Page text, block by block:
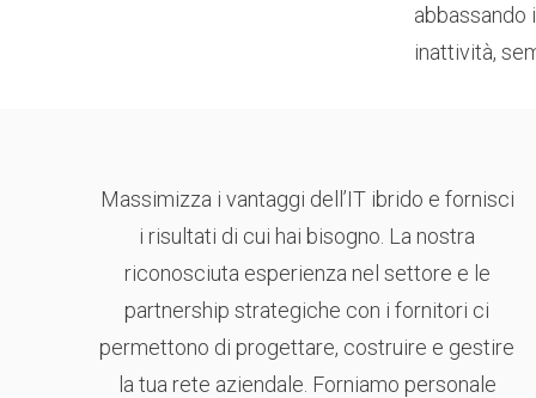
abbassando
inattività,
Massimizza i vantaggi dell’IT ibrido e fornisci
i risultati di cui hai bisogno. La nostra
riconosciuta esperienza nel settore e le
partnership strategiche con i fornitori ci
permettono di progettare, costruire e gestire
la tua rete aziendale. Forniamo personale